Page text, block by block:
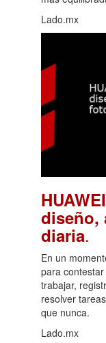
Lado.mx
diseño,
diaria.
En un
para
trabajar,
resolver
que nunca.
Lado.mx